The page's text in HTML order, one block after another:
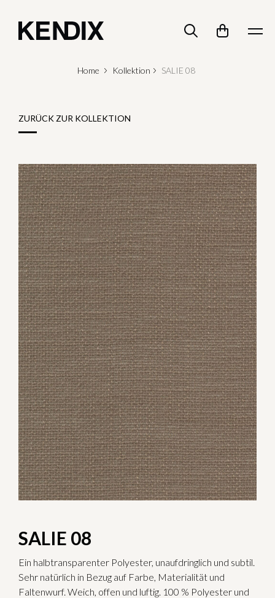
Home Kollektion SALIE 08
ZURÜCK ZUR KOLLEKTION
SALIE 08
Ein halbtransparenter Polyester, unaufdringlich und subtil.
Sehr natürlich in Bezug auf Farbe, Materialität und
Faltenwurf. Weich, offen und luftig. 100 % Polyester und